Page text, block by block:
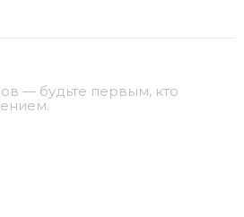
— будьте первым, кто